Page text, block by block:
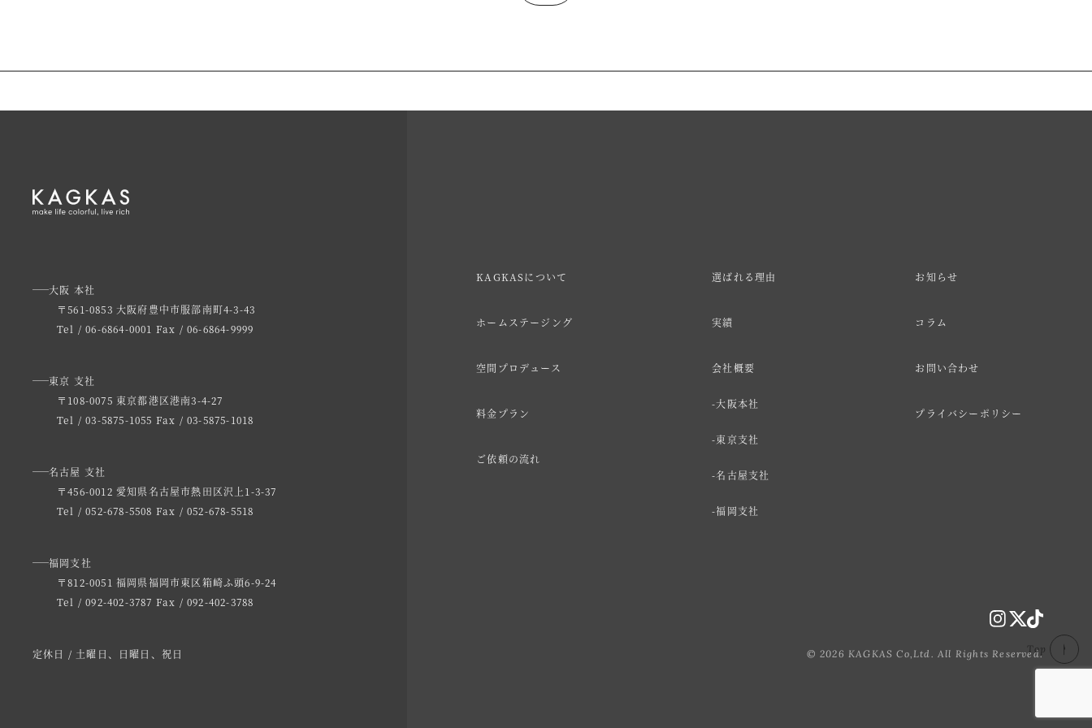
大阪 本社
〒561-0853 大阪府豊中市服部南町4-3-43
Tel / 06-6864-0001 Fax / 06-6864-9999
東京 支社
〒108-0075 東京都港区港南3-4-27
Tel / 03-5875-1055 Fax / 03-5875-1018
名古屋 支社
〒456-0012 愛知県名古屋市熱田区沢上1-3-37
Tel / 052-678-5508 Fax / 052-678-5518
福岡支社
〒812-0051 福岡県福岡市東区箱崎ふ頭6-9-24
Tel / 092-402-3787 Fax / 092-402-3788
定休日 / 土曜日、日曜日、祝日 Top
KAGKASについて
ホームステージング
空間プロデュース
料金プラン
ご依頼の流れ
選ばれる理由
実績
会社概要
大阪本社
東京支社
名古屋支社
福岡支社
お知らせ
コラム
お問い合わせ
プライバシーポリシー
© 2026 KAGKAS Co,Ltd. All Rights Reserved.